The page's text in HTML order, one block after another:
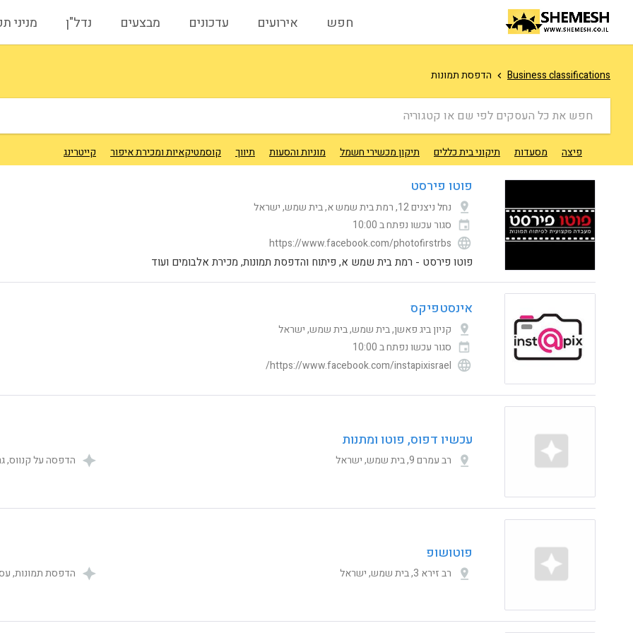
חפש אירועים עדכונים מבצעים נדל"ן מניני
Business classifications הדפסת תמונות
חפש את כל העסקים לפי שם או קטגוריה
פיצה מסעדות תיקוני בית כללים תיקון מכשירי חשמל מוניות והסעות תיווך קוסמטיקאיות ומכירת איפור קייטרינג
פוטו פירסט
נחל ניצנים 12, רמת בית שמש א, בית שמש, ישראל
סגור עכשו נפתח ב 10:00
https://www.facebook.com/photofirstrbs
פוטו פירסט - רמת בית שמש א, פיתוח והדפסת תמונות, מכירת אלבומים ועוד
אינסטפיקס
קניון ביג פאשן, בית שמש, בית שמש, ישראל
סגור עכשו נפתח ב 10:00
https://www.facebook.com/instapixisrael/
עכשיו דפוס, פוטו ומתנות
רב עמרם 9, בית שמש, ישראל
פוטושופ
רב זירא 3, בית שמש, ישראל